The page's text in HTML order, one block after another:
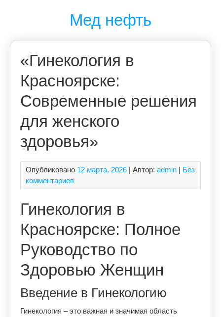
Мед нефть
«Гинекология в
Красноярске:
Современные решения
для женского
здоровья»
Опубликовано 12 марта, 2026 | Автор: admin | Без
комментариев
Гинекология в
Красноярске: Полное
Руководство по
Здоровью Женщин
Введение в Гинекологию
Гинекология – это важная и значимая область